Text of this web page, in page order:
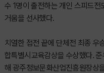
수 1명이 출전하는 개인 스피드
거움을 선사했다.
치열한 접전 끝에 단체전 최종 우
합특별시교육감상을 수상했다.
해 광주정보문화산업진흥원장상